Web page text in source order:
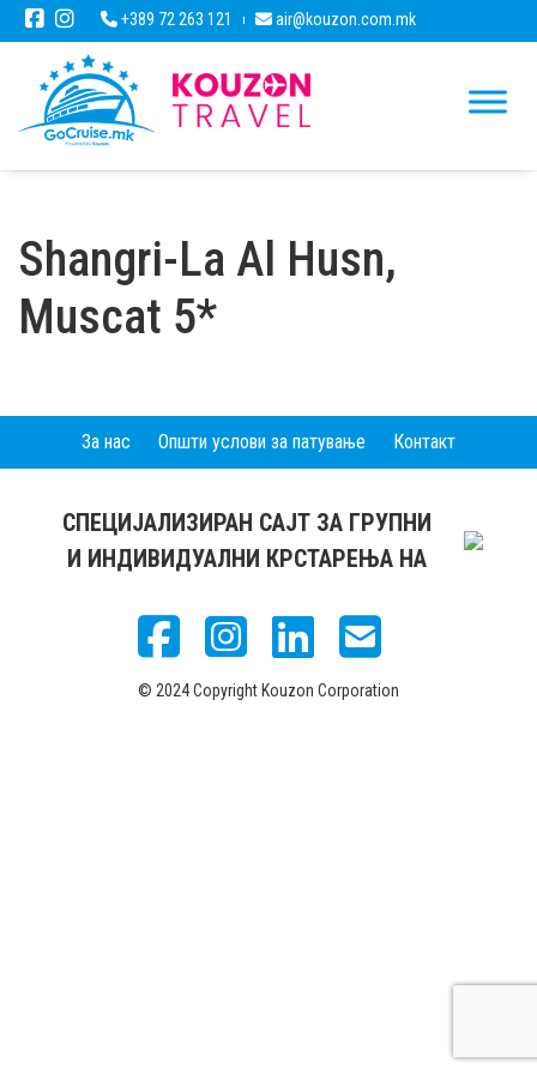
+389 72 263 121 air@kouzon.com.mk
Shangri-La Al Husn,
Muscat 5*
За нас Општи услови за патување Контакт
СПЕЦИЈАЛИЗИРАН САЈТ ЗА ГРУПНИ
И ИНДИВИДУАЛНИ КРСТАРЕЊА НА
© 2024 Copyright Kouzon Corporation